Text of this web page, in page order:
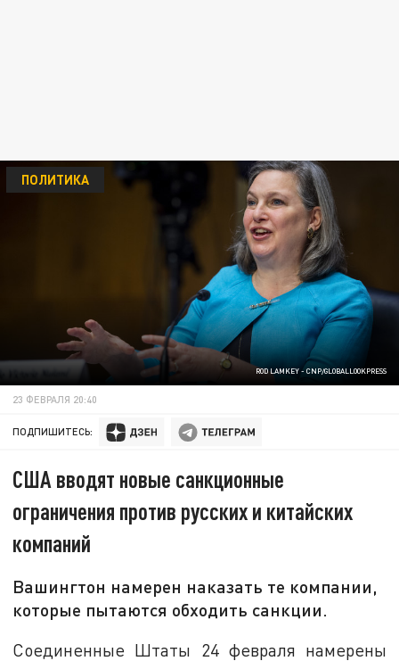
ROD LAMKEY - CNP/GLOBALLOOKPRESS
ПОЛИТИКА
23 ФЕВРАЛЯ 20:40
ПОДПИШИТЕСЬ:
США вводят новые санкционные
ограничения против русских и китайских
компаний
Вашингтон намерен наказать те компании,
которые пытаются обходить санкции.
Соединенные Штаты 24 февраля намерены